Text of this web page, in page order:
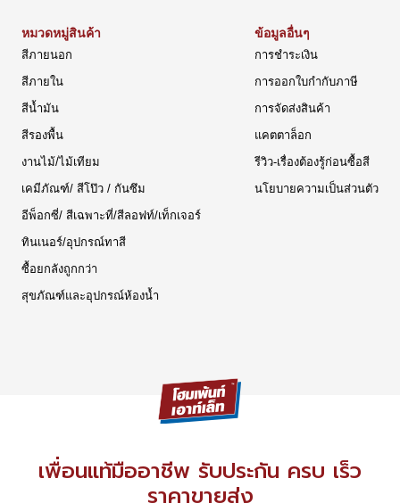
หมวดหมู่สินค้า
สีภายนอก
สีภายใน
สีน้ำมัน
สีรองพื้น
งานไม้/ไม้เทียม
เคมีภัณฑ์/ สีโป๊ว / กันซึม
อีพ็อกซี่/ สีเฉพาะที่/สีลอฟท์/เท็กเจอร์
ทินเนอร์/อุปกรณ์ทาสี
ซื้อยกลังถูกกว่า
สุขภัณฑ์และอุปกรณ์ห้องน้ำ
ข้อมูลอื่นๆ
การชำระเงิน
การออกใบกำกับภาษี
การจัดส่งสินค้า
แคตตาล็อก
รีวิว-เรื่องต้องรู้ก่อนซื้อสี
นโยบายความเป็นส่วนตัว
เพื่อนแท้มืออาชีพ รับประกัน ครบ เร็ว
ราคาขายส่ง